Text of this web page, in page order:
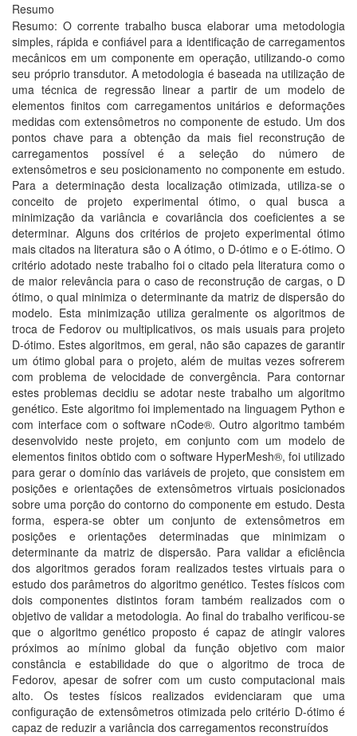
Resumo
Resumo: O corrente trabalho busca elaborar uma metodologia
simples, rápida e confiável para a identificação de carregamentos
mecânicos em um componente em operação, utilizando-o como
seu próprio transdutor. A metodologia é baseada na utilização de
uma técnica de regressão linear a partir de um modelo de
elementos finitos com carregamentos unitários e deformações
medidas com extensômetros no componente de estudo. Um dos
pontos chave para a obtenção da mais fiel reconstrução de
carregamentos possível é a seleção do número de
extensômetros e seu posicionamento no componente em estudo.
Para a determinação desta localização otimizada, utiliza-se o
conceito de projeto experimental ótimo, o qual busca a
minimização da variância e covariância dos coeficientes a se
determinar. Alguns dos critérios de projeto experimental ótimo
mais citados na literatura são o A ótimo, o D-ótimo e o E-ótimo. O
critério adotado neste trabalho foi o citado pela literatura como o
de maior relevância para o caso de reconstrução de cargas, o D
ótimo, o qual minimiza o determinante da matriz de dispersão do
modelo. Esta minimização utiliza geralmente os algoritmos de
troca de Fedorov ou multiplicativos, os mais usuais para projeto
D-ótimo. Estes algoritmos, em geral, não são capazes de garantir
um ótimo global para o projeto, além de muitas vezes sofrerem
com problema de velocidade de convergência. Para contornar
estes problemas decidiu se adotar neste trabalho um algoritmo
genético. Este algoritmo foi implementado na linguagem Python e
com interface com o software nCode®. Outro algoritmo também
desenvolvido neste projeto, em conjunto com um modelo de
elementos finitos obtido com o software HyperMesh®, foi utilizado
para gerar o domínio das variáveis de projeto, que consistem em
posições e orientações de extensômetros virtuais posicionados
sobre uma porção do contorno do componente em estudo. Desta
forma, espera-se obter um conjunto de extensômetros em
posições e orientações determinadas que minimizam o
determinante da matriz de dispersão. Para validar a eficiência
dos algoritmos gerados foram realizados testes virtuais para o
estudo dos parâmetros do algoritmo genético. Testes físicos com
dois componentes distintos foram também realizados com o
objetivo de validar a metodologia. Ao final do trabalho verificou-se
que o algoritmo genético proposto é capaz de atingir valores
próximos ao mínimo global da função objetivo com maior
constância e estabilidade do que o algoritmo de troca de
Fedorov, apesar de sofrer com um custo computacional mais
alto. Os testes físicos realizados evidenciaram que uma
configuração de extensômetros otimizada pelo critério D-ótimo é
capaz de reduzir a variância dos carregamentos reconstruídos